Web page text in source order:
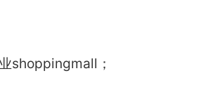
终端店铺多家，形成了专卖
的营销体系，未来几年，鄂
shoppingmall；